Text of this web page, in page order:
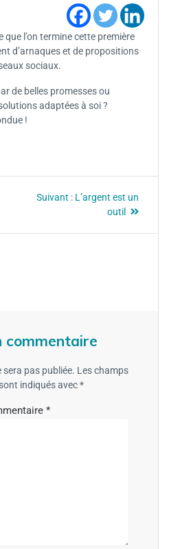
que l’on termine cette première
d’arnaques et de propositions
sociaux.
de belles promesses ou
adaptées à soi ?
!
Suivant : L’argent est un
outil
commentaire
sera pas publiée. Les champs
indiqués avec*
*